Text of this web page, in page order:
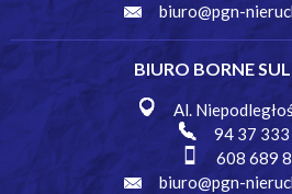
biuro@pgn-
BIURO BORNE
Al.
94 37
608 689
biuro@pgn-